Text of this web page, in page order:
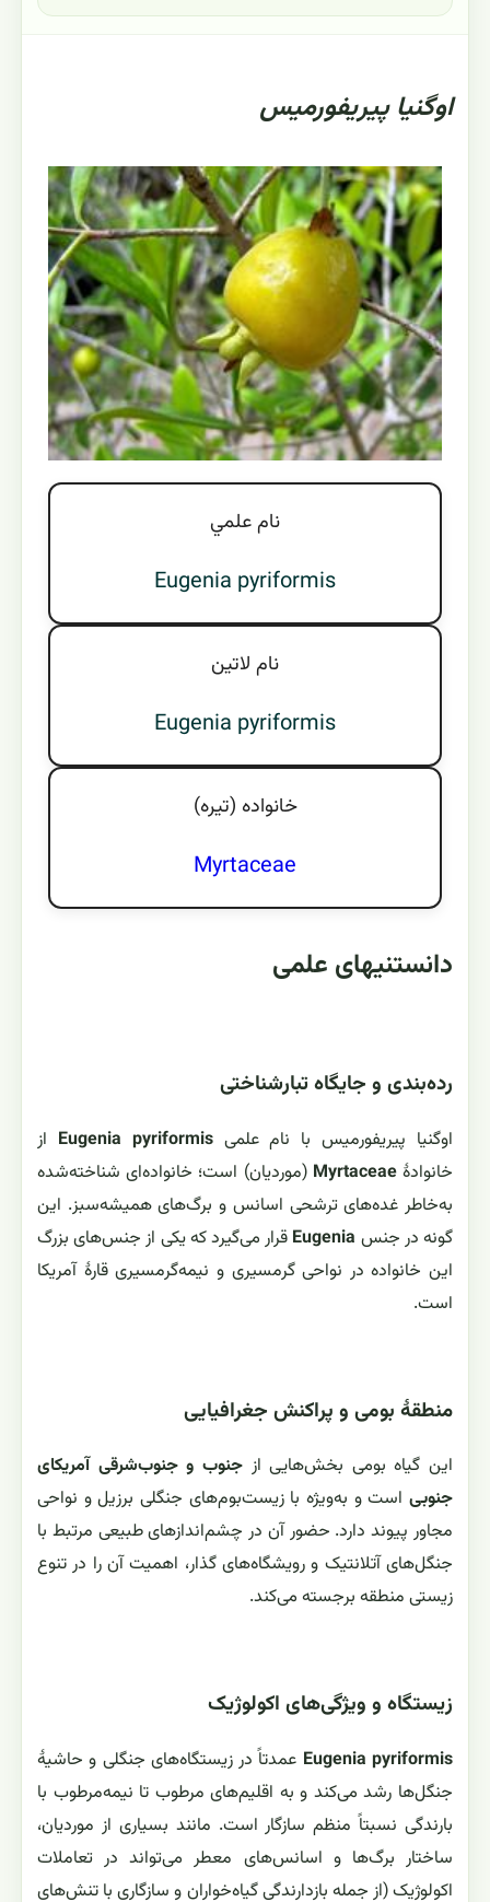
اوگنیا پیریفورمیس
نام علمي
Eugenia pyriformis
نام لاتين
Eugenia pyriformis
خانواده (تيره)
Myrtaceae
دانستنیهای علمی
رده‌بندی و جایگاه تبارشناختی
اوگنیا پیریفورمیس با نام علمیEugenia pyriformis از
خانوادهٔMyrtaceae (موردیان) است؛ خانواده‌ای شناخته‌شده
به‌خاطر غده‌های ترشحی اسانس و برگ‌های همیشه‌سبز. این
گونه در جنس Eugenia قرار می‌گیرد که یکی از جنس‌های بزرگ
این خانواده در نواحی گرمسیری و نیمه‌گرمسیری قارهٔ آمریکا
است.
منطقهٔ بومی و پراکنش جغرافیایی
این گیاه بومی بخش‌هایی ازجنوب و جنوب‌شرقی آمریکای
جنوبیاست و به‌ویژه با زیست‌بوم‌های جنگلی برزیل و نواحی
مجاور پیوند دارد. حضور آن در چشم‌اندازهای طبیعی مرتبط با
جنگل‌های آتلانتیک و رویشگاه‌های گذار، اهمیت آن را در تنوع
زیستی منطقه برجسته می‌کند.
زیستگاه و ویژگی‌های اکولوژیک
Eugenia pyriformis عمدتاً در زیستگاه‌های جنگلی و حاشیهٔ
جنگل‌ها رشد می‌کند و به اقلیم‌های مرطوب تا نیمه‌مرطوب با
بارندگی نسبتاً منظم سازگار است. مانند بسیاری از موردیان،
ساختار برگ‌ها و اسانس‌های معطر می‌تواند در تعاملات
اکولوژیک (از جمله بازدارندگی گیاه‌خواران و سازگاری با تنش‌های